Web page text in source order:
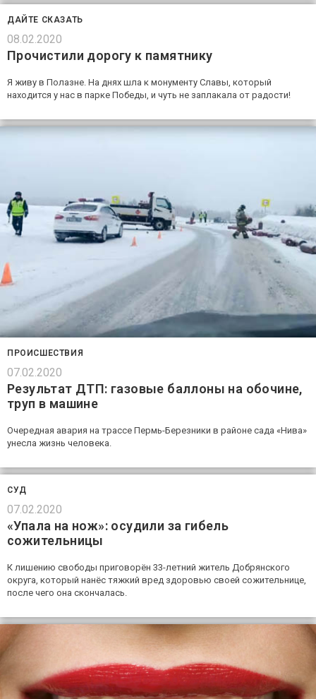
ДАЙТЕ СКАЗАТЬ
08.02.2020
Прочистили дорогу к памятнику
Я живу в Полазне. На днях шла к монументу Славы, который
находится у нас в парке Победы, и чуть не заплакала от радости!
ПРОИСШЕСТВИЯ
07.02.2020
Результат ДТП: газовые баллоны на обочине,
труп в машине
Очередная авария на трассе Пермь-Березники в районе сада «Нива»
унесла жизнь человека.
СУД
07.02.2020
«Упала на нож»: осудили за гибель
сожительницы
К лишению свободы приговорён 33-летний житель Добрянского
округа, который нанёс тяжкий вред здоровью своей сожительнице,
после чего она скончалась.